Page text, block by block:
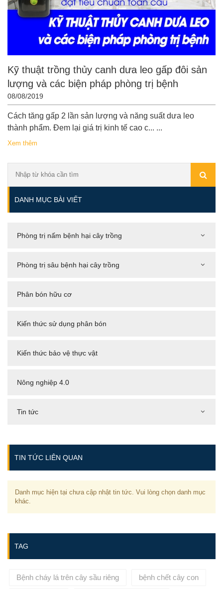
Kỹ thuật trồng thủy canh dưa leo gấp đôi sản
lượng và các biện pháp phòng trị bệnh
08/08/2019
Cách tăng gấp 2 lần sản lượng và năng suất dưa leo
thành phẩm. Đem lại giá trị kinh tế cao c... ...
Xem thêm
DANH MỤC BÀI VIẾT
Phòng trị nấm bệnh hại cây trồng
Phòng trị sâu bệnh hại cây trồng
Phân bón hữu cơ
Kiến thức sử dụng phân bón
Kiến thức bảo vệ thực vật
Nông nghiệp 4.0
Tin tức
TIN TỨC LIÊN QUAN
Danh mục hiện tại chưa cập nhật tin tức. Vui lòng chọn danh mục
khác.
TAG
Bệnh cháy lá trên cây sầu riêng bệnh chết cây con